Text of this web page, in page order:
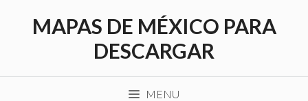
MAPAS DE MÉXICO PARA
DESCARGAR
MENU